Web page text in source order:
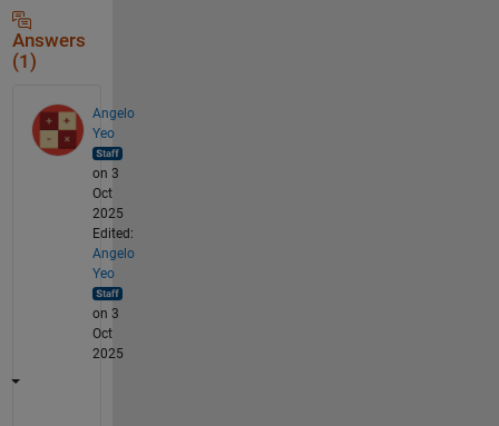
Answers
(1)
Angelo
Yeo
on 3
Oct
2025
Edited:
Angelo
Yeo
on 3
Oct
2025